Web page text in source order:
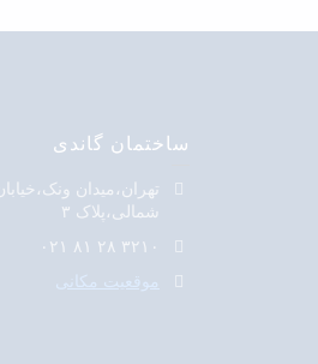
ساختمان گاندی
تهران،میدان
شمالی،پلاک ۳
۳۲۱۰ ۲۸ ۸۱ ۰۲۱
موقعیت مکانی